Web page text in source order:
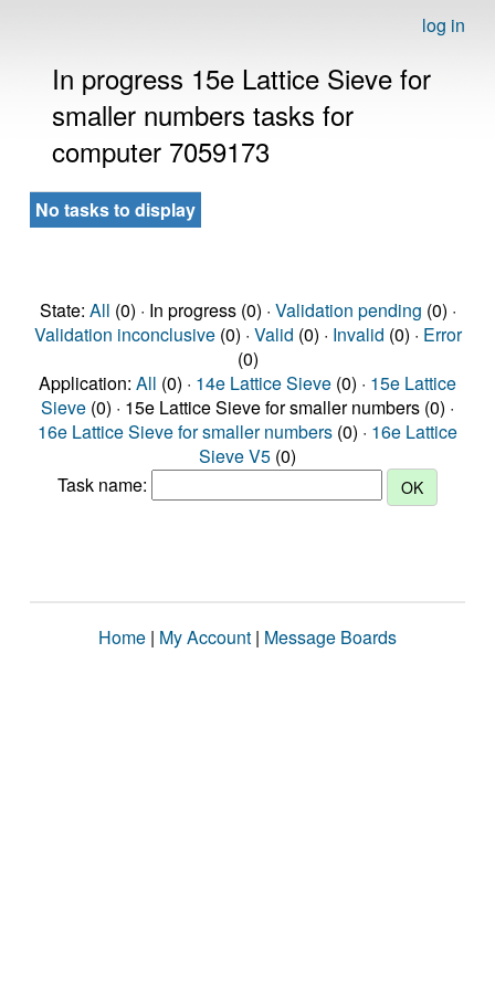
log in
In progress 15e Lattice Sieve for
smaller numbers tasks for
computer 7059173
No tasks to display
State: All (0) · In progress (0) · Validation pending (0) ·
Validation inconclusive(0) · Valid (0) · Invalid (0) · Error
(0)
Application: All (0) · 14e Lattice Sieve (0) · 15e Lattice
Sieve (0) · 15e Lattice Sieve for smaller numbers (0) ·
16e Lattice Sieve for smaller numbers (0) · 16e Lattice
Sieve V5 (0)
Task name:
Home | My Account | Message Boards